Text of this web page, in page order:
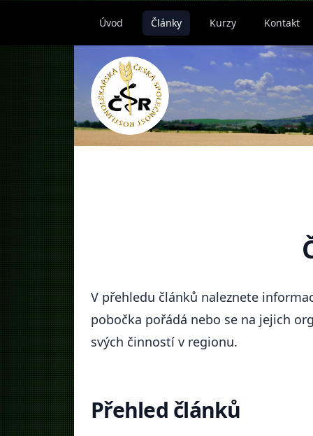
Úvod Články Kurzy Kontakt
V přehledu článků naleznete
pobočka pořádá nebo se na jejich
svých činností v regionu.
Přehled článků